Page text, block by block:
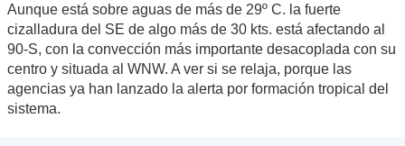
Aunque está sobre aguas de más de 29º C. la fuerte
cizalladura del SE de algo más de 30 kts. está afectando al
90-S, con la convección más importante desacoplada con su
centro y situada al WNW. A ver si se relaja, porque las
agencias ya han lanzado la alerta por formación tropical del
sistema.